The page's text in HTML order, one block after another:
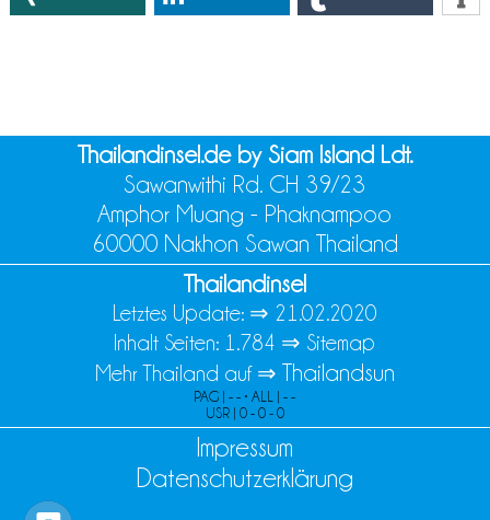
Thailandinsel.de by Siam Island Ldt.
Sawanwithi Rd. CH 39/23
Amphor Muang - Phaknampoo
60000 Nakhon Sawan Thailand
Thailandinsel
Letztes Update: ⇒ 21.02.2020
Inhalt Seiten: 1.784 ⇒ Sitemap
Mehr Thailand auf ⇒ Thailandsun
PAG | - - • ALL | - -
USR | 0 - 0 - 0
Impressum
Datenschutzerklärung